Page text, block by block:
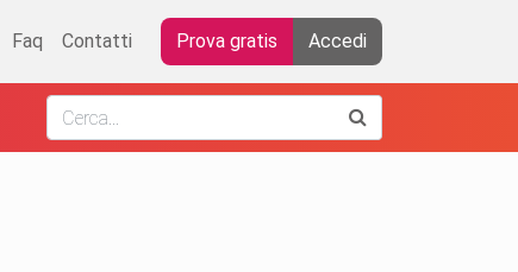
Faq Contatti Prova gratis Accedi